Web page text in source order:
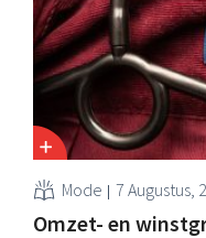
Mode 7 Augustus,
Omzet- en